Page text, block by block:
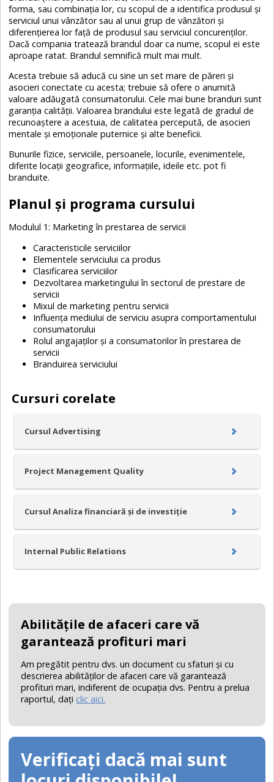
forma, sau combinația lor, cu scopul de a identifica produsul și
serviciul unui vânzător sau al unui grup de vânzători și
diferențierea lor față de produsul sau serviciul concurenților.
Dacă compania tratează brandul doar ca nume, scopul ei este
aproape ratat. Brandul semnifică mult mai mult.
Acesta trebuie să aducă cu sine un set mare de păreri și
asocieri conectate cu acesta; trebuie să ofere o anumită
valoare adăugată consumatorului. Cele mai bune branduri sunt
garanția calității. Valoarea brandului este legată de gradul de
recunoaștere a acestuia, de calitatea percepută, de asocieri
mentale și emoționale puternice și alte beneficii.
Bunurile fizice, serviciile, persoanele, locurile, evenimentele,
diferite locații geografice, informațiile, ideile etc. pot fi
branduite.
Planul și programa cursului
Modulul 1: Marketing în prestarea de servicii
Caracteristicile serviciilor
Elementele serviciului ca produs
Clasificarea serviciilor
Dezvoltarea marketingului în sectorul de prestare de
servicii
Mixul de marketing pentru servicii
Influența mediului de serviciu asupra comportamentului
consumatorului
Rolul angajaților și a consumatorilor în prestarea de
servicii
Branduirea serviciului
Cursuri corelate
Cursul Advertising
Project Management Quality
Cursul Analiza financiară și de investiție
Internal Public Relations
Abilităţile de afaceri care vă
garantează profituri mari
Am pregătit pentru dvs. un document cu sfaturi şi cu
descrierea abilităţilor de afaceri care vă garantează
profituri mari, indiferent de ocupaţia dvs. Pentru a prelua
raportul, daţi clic aici.
Verificați dacă mai sunt